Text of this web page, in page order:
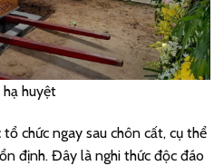
hạ huyệt
chức ngay sau chôn cất, cụ thể
định. Đây là nghi thức độc đáo